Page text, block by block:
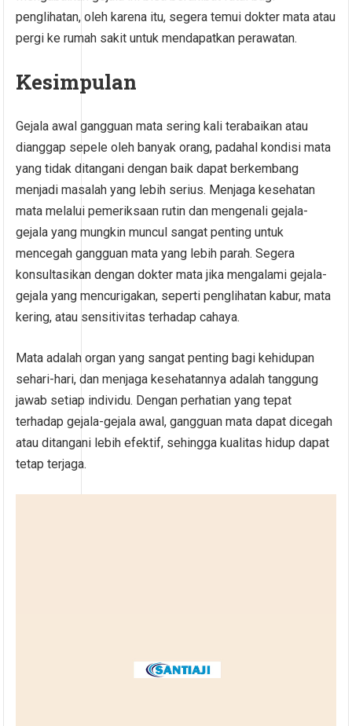
penglihatan, oleh karena itu, segera temui dokter mata atau
pergi ke rumah sakit untuk mendapatkan perawatan.
Kesimpulan
Gejala awal gangguan mata sering kali terabaikan atau
dianggap sepele oleh banyak orang, padahal kondisi mata
yang tidak ditangani dengan baik dapat berkembang
menjadi masalah yang lebih serius. Menjaga kesehatan
mata melalui pemeriksaan rutin dan mengenali gejala-
gejala yang mungkin muncul sangat penting untuk
mencegah gangguan mata yang lebih parah. Segera
konsultasikan dengan dokter mata jika mengalami gejala-
gejala yang mencurigakan, seperti penglihatan kabur, mata
kering, atau sensitivitas terhadap cahaya.
Mata adalah organ yang sangat penting bagi kehidupan
sehari-hari, dan menjaga kesehatannya adalah tanggung
jawab setiap individu. Dengan perhatian yang tepat
terhadap gejala-gejala awal, gangguan mata dapat dicegah
atau ditangani lebih efektif, sehingga kualitas hidup dapat
tetap terjaga.